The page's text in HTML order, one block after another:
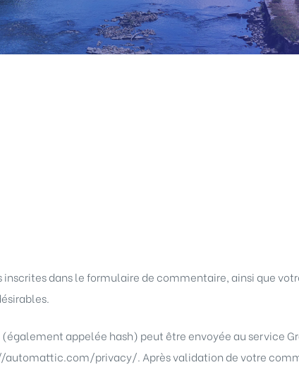
dans le formulaire de commentaire, ainsi que
appelée hash) peut être envoyée au service
privacy/. Après validation de votre